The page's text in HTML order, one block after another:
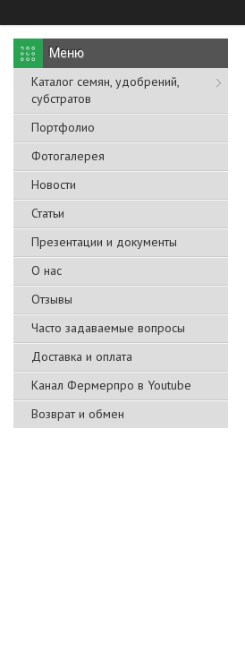
Каталог семян, удобрений,
субстратов
Портфолио
Фотогалерея
Новости
Статьи
Презентации и документы
О нас
Отзывы
Часто задаваемые вопросы
Доставка и оплата
Канал Фермерпро в Youtube
Возврат и обмен